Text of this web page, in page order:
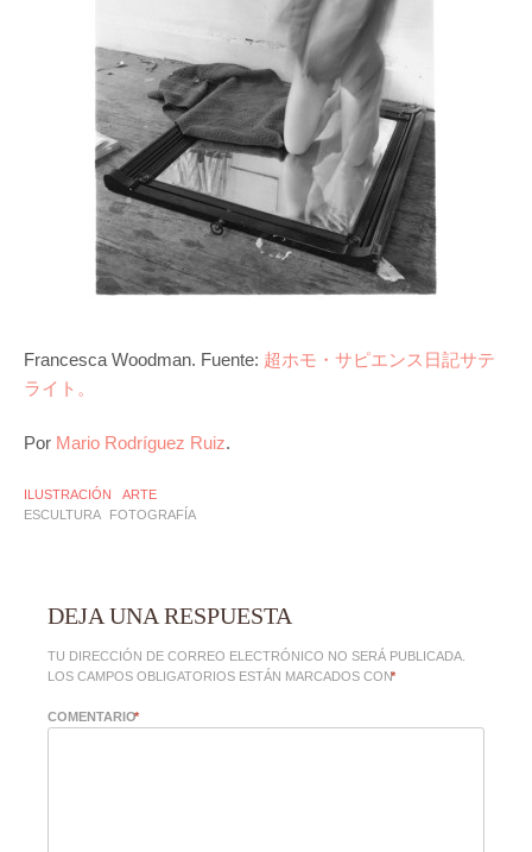
Francesca Woodman. Fuente: 超ホモ・サピエンス日記サテ
ライト。
Por Mario Rodríguez Ruiz.
ILUSTRACIÓN
ARTE
ESCULTURA
FOTOGRAFÍA
DEJA UNA RESPUESTA
TU DIRECCIÓN DE CORREO ELECTRÓNICO NO SERÁ PUBLICADA.
LOS CAMPOS OBLIGATORIOS ESTÁN MARCADOS CON*
COMENTARIO*